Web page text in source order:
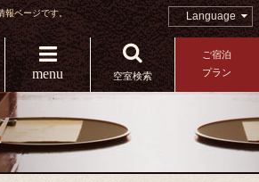
報ページです。 Language
menu 空室検索
ご宿泊
プラン